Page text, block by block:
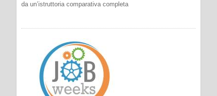
da un’istruttoria comparativa completa